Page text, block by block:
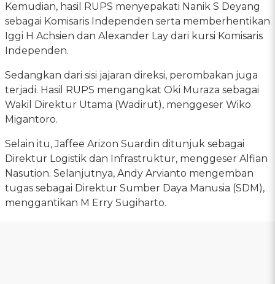
Kemudian, hasil RUPS menyepakati Nanik S Deyang
sebagai Komisaris Independen serta memberhentikan
Iggi H Achsien dan Alexander Lay dari kursi Komisaris
Independen.
Sedangkan dari sisi jajaran direksi, perombakan juga
terjadi. Hasil RUPS mengangkat Oki Muraza sebagai
Wakil Direktur Utama (Wadirut), menggeser Wiko
Migantoro.
Selain itu, Jaffee Arizon Suardin ditunjuk sebagai
Direktur Logistik dan Infrastruktur, menggeser Alfian
Nasution. Selanjutnya, Andy Arvianto mengemban
tugas sebagai Direktur Sumber Daya Manusia (SDM),
menggantikan M Erry Sugiharto.